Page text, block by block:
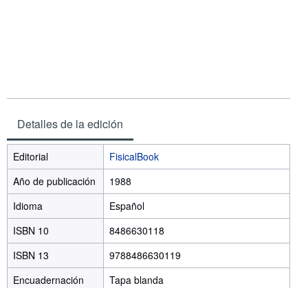
Detalles de la edición
Editorial
FisicalBook
Año de publicación
1988
Idioma
Español
ISBN 10
8486630118
ISBN 13
9788486630119
Encuadernación
Tapa blanda